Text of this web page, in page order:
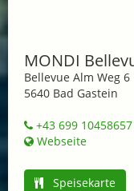
MONDI
Bellevue Alm Weg 6
5640 Bad Gastein
+43 699 10458657
Webseite
Speisekarte